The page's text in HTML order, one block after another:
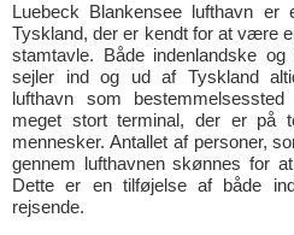
Luebeck Blankensee lufthavn
Tyskland, der er kendt for at være
stamtavle. Både indenlandske og
sejler ind og ud af Tyskland
lufthavn som
meget stort terminal, der er på
mennesker. Antallet af personer,
gennem lufthavnen skønnes for
Dette er en tilføjelse af både
rejsende.